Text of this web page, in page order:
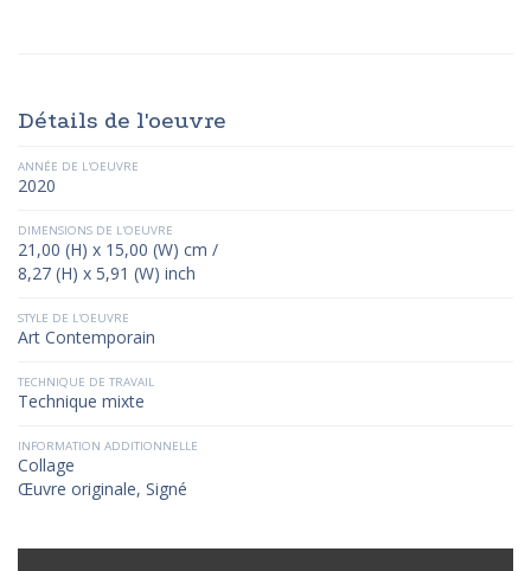
Détails de l'oeuvre
ANNÉE DE L'OEUVRE
2020
DIMENSIONS DE L'OEUVRE
21,00 (H) x 15,00 (W) cm /
8,27 (H) x 5,91 (W) inch
STYLE DE L'OEUVRE
Art Contemporain
TECHNIQUE DE TRAVAIL
Technique mixte
INFORMATION ADDITIONNELLE
Collage
Œuvre originale, Signé